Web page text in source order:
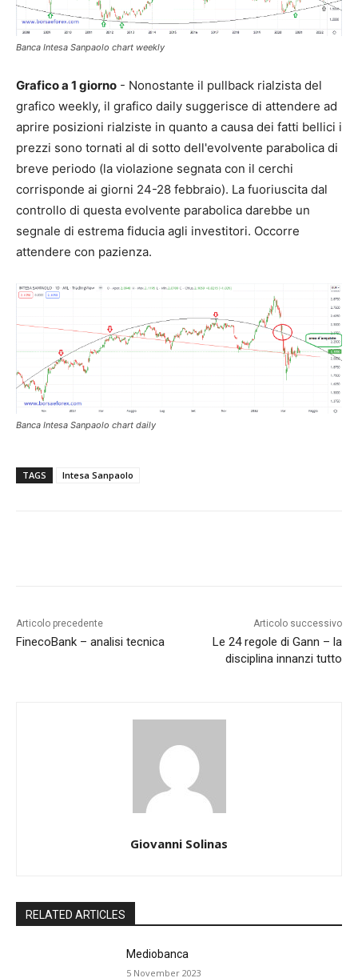
Banca Intesa Sanpaolo chart weekly
Grafico a 1 giorno - Nonostante il pullback rialzista del
grafico weekly, il grafico daily suggerisce di attendere ad
aprire posizioni rialziste in quanto a causa dei fatti bellici i
prezzi sono tornati al di sotto dell'evolvente parabolica di
breve periodo (la violazione segnata con il cerchi
corrisponde ai giorni 24-28 febbraio). La fuoriuscita dal
controllo di questa evolvente parabolica darebbe un
segnale di estrema fiducia agli investitori. Occorre
attendere con pazienza.
Banca Intesa Sanpaolo chart daily
TAGS Intesa Sanpaolo
Articolo precedente
FinecoBank – analisi tecnica
Articolo successivo
Le 24 regole di Gann – la
disciplina innanzi tutto
Giovanni Solinas
RELATED ARTICLES
Mediobanca
5 November 2023